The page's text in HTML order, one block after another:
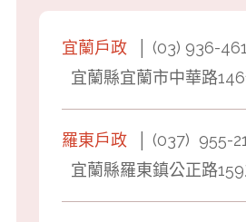
宜蘭戶政 │ (03) 936-
宜蘭縣宜蘭市中華路
羅東戶政 │ (037) 955-
宜蘭縣羅東鎮公正路